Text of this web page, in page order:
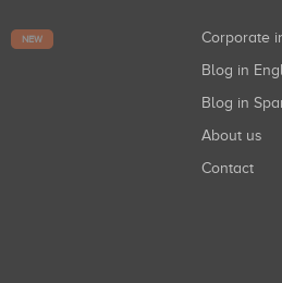
NEW
Corporate
Blog in
Blog in
About us
Contact